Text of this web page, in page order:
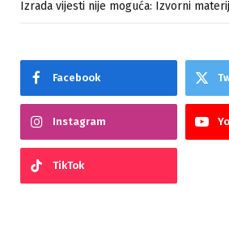
Izrada vijesti nije moguća: Izvorni
Facebook
Instagram
TikTok